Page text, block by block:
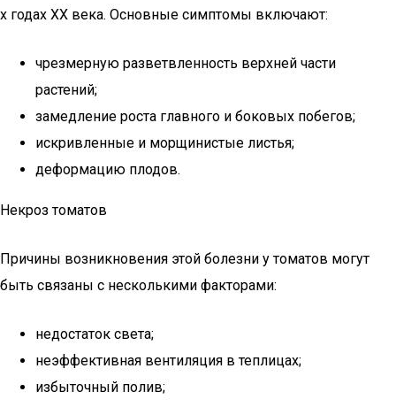
х годах XX века. Основные симптомы включают:
чрезмерную разветвленность верхней части
растений;
замедление роста главного и боковых побегов;
искривленные и морщинистые листья;
деформацию плодов.
Некроз томатов
Причины возникновения этой болезни у томатов могут
быть связаны с несколькими факторами:
недостаток света;
неэффективная вентиляция в теплицах;
избыточный полив;